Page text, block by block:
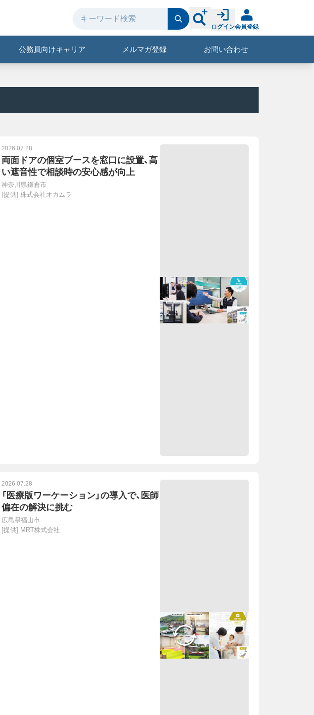
ログイン会員登録
公務員向けキャリア メルマガ登録 お問い合わせ
2026.07.28
両面ドアの個室ブースを窓口に設置、高
い遮音性で相談時の安心感が向上
神奈川県鎌倉市
[提供] 株式会社オカムラ
2026.07.28
「医療版ワーケーション」の導入で、医師
偏在の解決に挑む
広島県福山市
[提供] MRT株式会社